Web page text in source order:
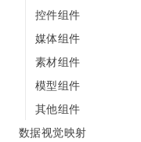
控件组件
媒体组件
素材组件
模型组件
其他组件
数据视觉映射